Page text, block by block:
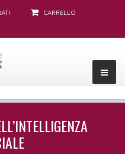
CARRELLO